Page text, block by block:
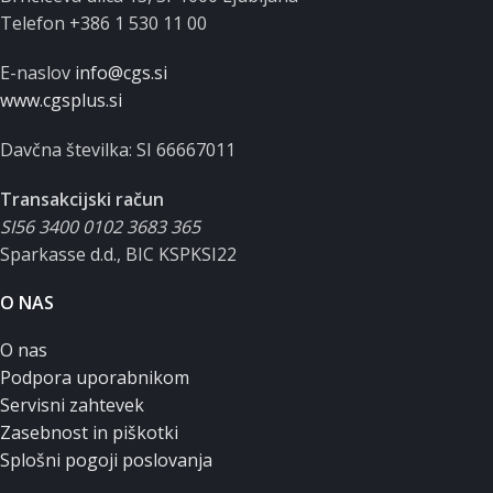
Telefon +386 1 530 11 00
E-naslov info@cgs.si
www.cgsplus.si
Davčna številka: SI 66667011
Transakcijski račun
SI56 3400 0102 3683 365
Sparkasse d.d., BIC KSPKSI22
O NAS
O nas
Podpora uporabnikom
Servisni zahtevek
Zasebnost in piškotki
Splošni pogoji poslovanja